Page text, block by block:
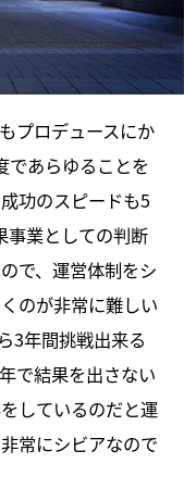
プロデュースにか
であらゆることを
功のスピードも5
事業としての判断
で、運営体制をシ
のが非常に難しい
3年間挑戦出来る
で結果を出さない
しているのだと運
常にシビアなので